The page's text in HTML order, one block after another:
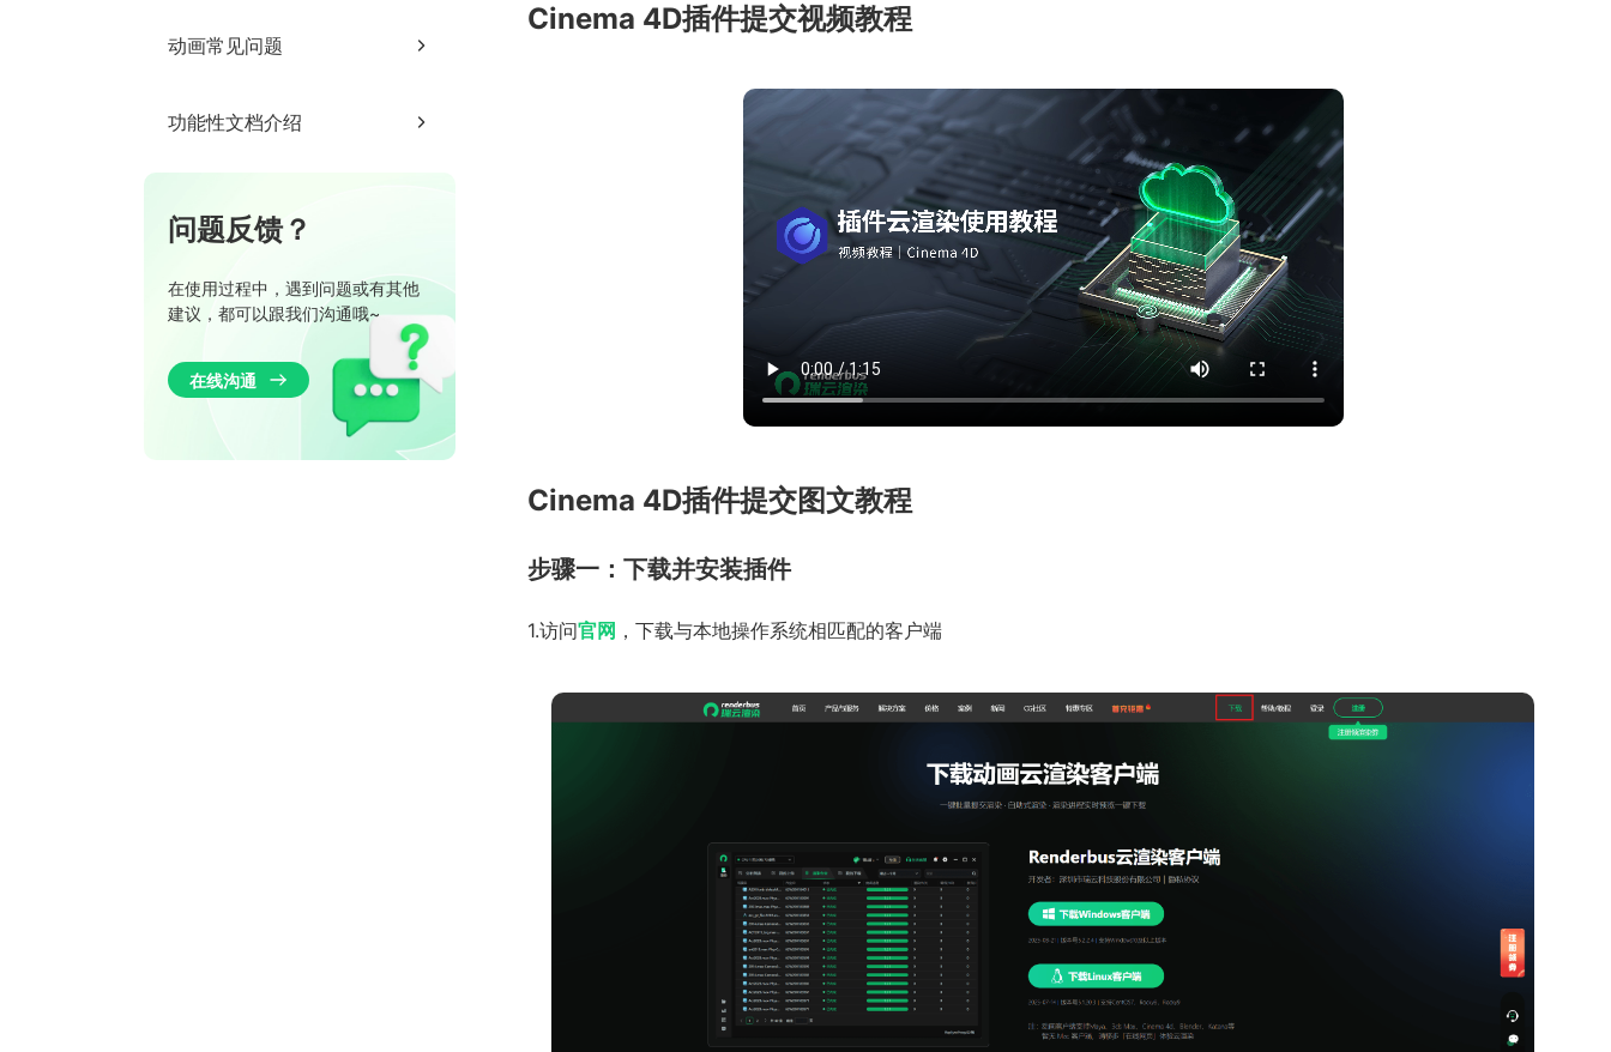
Unreal Engine常见分析错误与
教程
常与解决方法
动画常见问题
客户端其他常见异常
客户端常见作业分析异常
与解决方法
网页端镭速插件常见问题
作业监控
网页端上传
其他常见问题及注意事项
功能性文档介绍
如何选择包机计划
选择结果下载
前后置依赖项任务操作文档
问题反馈？
在使用过程中，遇到问题或有其他
建议，都可以跟我们沟通哦~
在线沟通
Cinema 4D插件提交视频教程
Cinema 4D插件提交图文教程
步骤一：下载并安装插件
1.访问官网 ，下载与本地操作系统相匹配的客户端